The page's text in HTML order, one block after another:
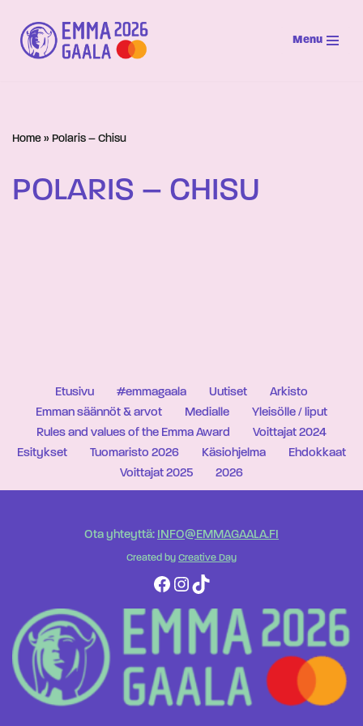
Siirry
suoraan
Menu
Home » Polaris – Chisu
POLARIS – CHISU
Etusivu #emmagaala Uutiset
Arkisto
Emman säännöt & arvot
Medialle
Yleisölle / liput
Rules and values of the Emma Award
Voittajat 2024
Esitykset
Tuomaristo 2026 Käsiohjelma
Ehdokkaat
Voittajat 2025
2026
Ota yhteyttä: INFO@EMMAGAALA.FI
Created by Creative Day